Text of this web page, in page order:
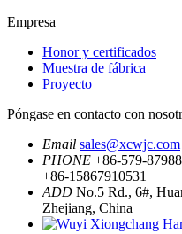
Empresa
Honor y certificados
Muestra de fábrica
Proyecto
Póngase en contacto con
Email sales@xcwjc.com
PHONE +86-579-
+86-15867910531
ADD No.5 Rd., 6#,
Zhejiang, China